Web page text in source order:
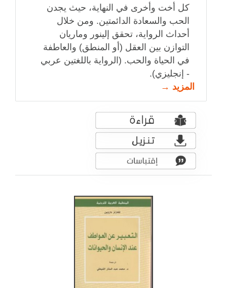
كل أخت وأخرى في النهاية، حيث يجدن
الحب والسعادة الدائمتين. ومن خلال
أحداث الرواية، تحقق إلينور وماريان
التوازن بين العقل (أو المنطق) والعاطفة
في الحياة والحب. (الرواية باللغتين عربي
- إنجليزي).
المزيد →